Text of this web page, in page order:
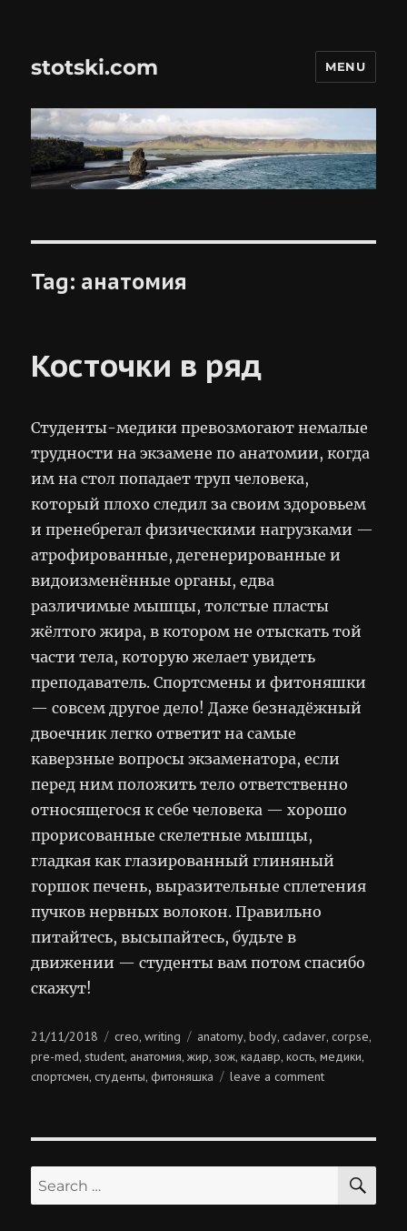
stotski.com MENU
Tag: анатомия
Косточки в ряд
Студенты-медики превозмогают немалые
трудности на экзамене по анатомии, когда
им на стол попадает труп человека,
который плохо следил за своим здоровьем
и пренебрегал физическими нагрузками —
атрофированные, дегенерированные и
видоизменённые органы, едва
различимые мышцы, толстые пласты
жёлтого жира, в котором не отыскать той
части тела, которую желает увидеть
преподаватель. Спортсмены и фитоняшки
— совсем другое дело! Даже безнадёжный
двоечник легко ответит на самые
каверзные вопросы экзаменатора, если
перед ним положить тело ответственно
относящегося к себе человека — хорошо
прорисованные скелетные мышцы,
гладкая как глазированный глиняный
горшок печень, выразительные сплетения
пучков нервных волокон. Правильно
питайтесь, высыпайтесь, будьте в
движении — студенты вам потом спасибо
скажут!
Posted
on
21/11/2018 Categories
creo,writing Tags
anatomy,body,cadaver,corpse,
pre-med, student, анатомия,жир,зож,кадавр,кость,медики,
спортсмен,студенты,фитоняшка leave a commenton
ряд
Search
for: